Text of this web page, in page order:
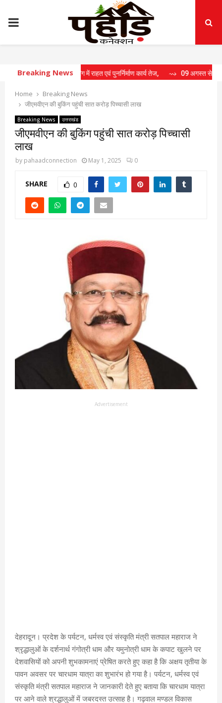
PRIMARY
MENU
Breaking News
की मॉनिटरिंग में राहत एवं पुनर्निर्माण कार्य तेज, ⇝ 09 अगस्त से 17 अगस्त तक
Home
Breaking News
जीएमवीएन की बुकिंग पहुंची सात करोड़ पिच्चासी लाख
Breaking News उत्तराखंड
जीएमवीएन की बुकिंग पहुंची सात करोड़ पिच्चासी
लाख
by pahaadconnection May 1, 2025 0
SHARE 0
Advertisement
देहरादून। प्रदेश के पर्यटन, धर्मस्व एवं संस्कृति मंत्री सतपाल महाराज ने
श्रृद्धालुओं के दर्शनार्थ गंगोत्री धाम और यमुनोत्री धाम के कपाट खुलने पर
देशवासियों को अपनी शुभकामनाएं प्रेषित करते हुए कहा है कि अक्षय तृतीया के
पावन अवसर पर चारधाम यात्रा का शुभारंभ हो गया है। पर्यटन, धर्मस्व एवं
संस्कृति मंत्री सतपाल महाराज ने जानकारी देते हुए बताया कि चारधाम यात्रा
पर आने वाले श्रद्धालुओं में जबरदस्त उत्साह है। गढ़वाल मण्डल विकास